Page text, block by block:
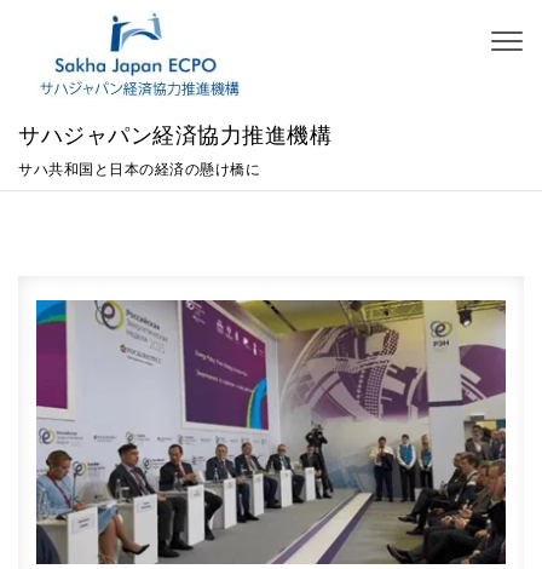
Skip to content
サハジャパン経済協力推進機構
サハ共和国と日本の経済の懸け橋に